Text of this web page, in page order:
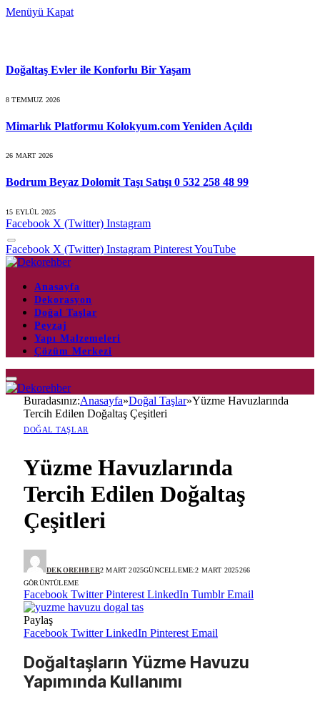
Menüyü Kapat
Doğaltaş Evler ile Konforlu Bir Yaşam
8 TEMMUZ 2026
Mimarlık Platformu Kolokyum.com Yeniden Açıldı
26 MART 2026
Bodrum Beyaz Dolomit Taşı Satışı 0 532 258 48 99
15 EYLÜL 2025
Facebook X (Twitter) Instagram
Facebook X (Twitter) Instagram PinterestYouTube
Anasayfa
Dekorasyon
Doğal Taşlar
Peyzaj
Yapı Malzemeleri
Çözüm Merkezi
Buradasınız:Anasayfa»Doğal Taşlar»Yüzme Havuzlarında
Tercih Edilen Doğaltaş Çeşitleri
DOĞAL TAŞLAR
Yüzme Havuzlarında
Tercih Edilen Doğaltaş
Çeşitleri
DEKOREHBER2 MART 2025GÜNCELLEME:2 MART 2025266
GÖRÜNTÜLEME
Facebook Twitter Pinterest LinkedIn Tumblr Email
Paylaş
Facebook Twitter LinkedIn Pinterest Email
Doğaltaşların Yüzme Havuzu
Yapımında Kullanımı